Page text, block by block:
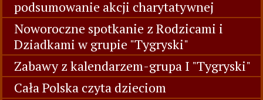
podsumowanie akcji charytatywnej
Noworoczne spotkanie z Rodzicami i
Dziadkami w grupie "Tygryski"
Zabawy z kalendarzem-grupa I "Tygryski"
Cała Polska czyta dzieciom